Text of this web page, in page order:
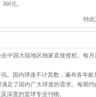
元。
特
在中国大陆地区独家直接授权。每月
。国内球迷不计其数，遍布各年龄
足了国内广大球迷的需求。每期均
深度的篮球专业刊物。